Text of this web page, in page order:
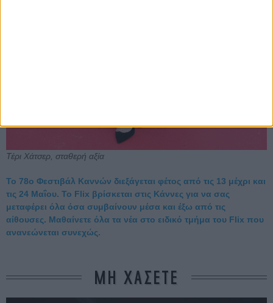
Τέρι Χάτσερ, σταθερή αξία
Το 78ο Φεστιβάλ Καννών διεξάγεται φέτος από τις 13 μέχρι και
τις 24 Μαΐου. Το Flix βρίσκεται στις Κάννες για να σας
μεταφέρει όλα όσα συμβαίνουν μέσα και έξω από τις
αίθουσες. Μαθαίνετε όλα τα νέα στο ειδικό τμήμα του Flix που
ανανεώνεται συνεχώς.
ΜΗ ΧΑΣΕΤΕ